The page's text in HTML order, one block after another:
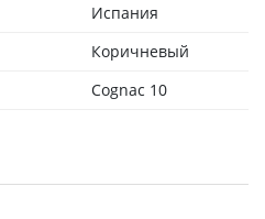
Испания
Коричневый
Cognac 10